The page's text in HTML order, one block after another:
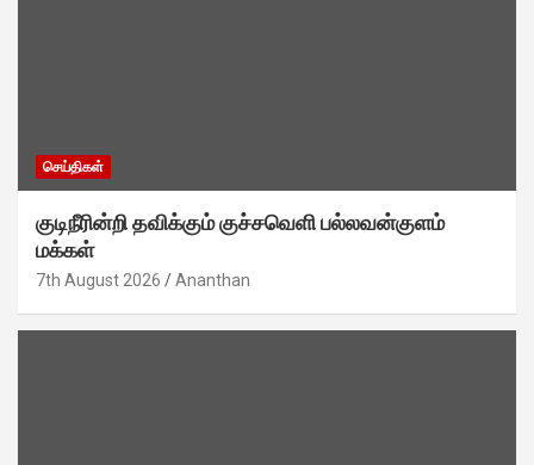
செய்திகள்
குடிநீரின்றி தவிக்கும் குச்சவெளி பல்லவன்குளம்
மக்கள்
7th August 2026 Ananthan